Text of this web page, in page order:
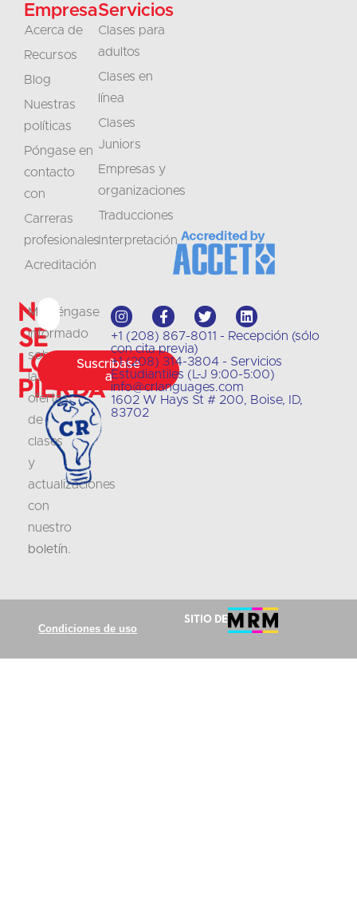
No
se
lo
pierda
Manténgase
informado
sobre
las
ofertas
de
clases
y
actualizaciones
con
nuestro
boletín.
Suscríbase
a
+1 (208) 867-8011 - Recepción (sólo
con cita previa)
+1 (208) 314-3804 - Servicios
Estudiantiles (L-J 9:00-5:00)
info@crlanguages.com
1602 W Hays St # 200, Boise, ID,
83702
Empresa
Acerca de
Recursos
Blog
Nuestras
políticas
Póngase en
contacto
con
Carreras
profesionales
Acreditación
Servicios
Clases para
adultos
Clases en
línea
Clases
Juniors
Empresas y
organizaciones
Traducciones
Interpretación
Condiciones de uso
Sitio de